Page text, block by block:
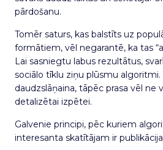
pārdošanu.
Tomēr saturs, kas balstīts uz
formātiem, vēl negarantē, ka tas
Lai sasniegtu labus rezultātus,
sociālo tīklu ziņu plūsmu
daudzslāņaina, tāpēc prasa vēl ne
detalizētai izpētei.
Galvenie principi, pēc kuriem
interesanta skatītājam ir